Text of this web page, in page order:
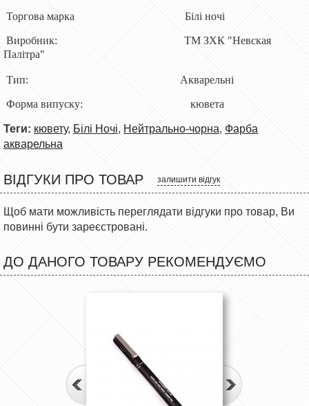
Торгова марка Білі ночі
Виробник: ТМ ЗХК "Невская
Палітра"
Тип: Акварельні
Форма випуску: кювета
Теги: кювету, Білі Ночі, Нейтрально-чорна, Фарба
акварельна
ВІДГУКИ ПРО ТОВАР залишити відгук
Щоб мати можливість переглядати відгуки про товар, Ви
повинні бути зареєстровані.
ДО ДАНОГО ТОВАРУ РЕКОМЕНДУЄМО